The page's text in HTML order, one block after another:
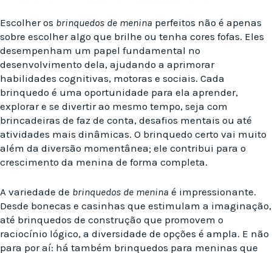
Escolher os brinquedos de menina perfeitos não é apenas
sobre escolher algo que brilhe ou tenha cores fofas. Eles
desempenham um papel fundamental no
desenvolvimento dela, ajudando a aprimorar
habilidades cognitivas, motoras e sociais. Cada
brinquedo é uma oportunidade para ela aprender,
explorar e se divertir ao mesmo tempo, seja com
brincadeiras de faz de conta, desafios mentais ou até
atividades mais dinâmicas. O brinquedo certo vai muito
além da diversão momentânea; ele contribui para o
crescimento da menina de forma completa.
A variedade de brinquedos de menina é impressionante.
Desde bonecas e casinhas que estimulam a imaginação,
até brinquedos de construção que promovem o
raciocínio lógico, a diversidade de opções é ampla. E não
para por aí: há também brinquedos para meninas que